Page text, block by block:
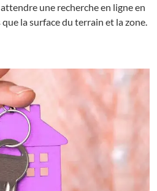
une recherche en ligne en
la surface du terrain et la zone.